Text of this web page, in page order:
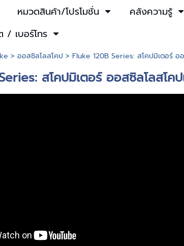
หมวดสินค้า/โปรโมชั่น คลังความรู้
เบอร์โทร
> ออสซิลโลสโคป > Fluke 120B Series: สโคปมิเตอร์
สโคปมิเตอร์ ออสซิลโลสโ